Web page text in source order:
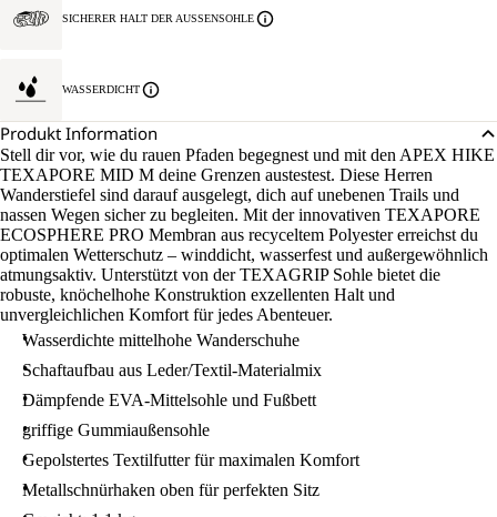
SICHERER HALT DER AUSSENSOHLE
WASSERDICHT
Produkt Information
Stell dir vor, wie du rauen Pfaden begegnest und mit den APEX HIKE
TEXAPORE MID M deine Grenzen austestest. Diese Herren
Wanderstiefel sind darauf ausgelegt, dich auf unebenen Trails und
nassen Wegen sicher zu begleiten. Mit der innovativen TEXAPORE
ECOSPHERE PRO Membran aus recyceltem Polyester erreichst du
optimalen Wetterschutz – winddicht, wasserfest und außergewöhnlich
atmungsaktiv. Unterstützt von der TEXAGRIP Sohle bietet die
robuste, knöchelhohe Konstruktion exzellenten Halt und
unvergleichlichen Komfort für jedes Abenteuer.
Wasserdichte mittelhohe Wanderschuhe
Schaftaufbau aus Leder/Textil-Materialmix
Dämpfende EVA-Mittelsohle und Fußbett
griffige Gummiaußensohle
Gepolstertes Textilfutter für maximalen Komfort
Metallschnürhaken oben für perfekten Sitz